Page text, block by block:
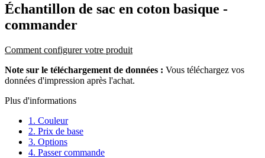
Échantillon de sac en coton basique -
commander
Comment configurer votre produit
Note sur le téléchargement de données : Vous téléchargez vos
données d'impression après l'achat.
Plus d'informations
1. Couleur
2. Prix de base
3. Options
4. Passer commande